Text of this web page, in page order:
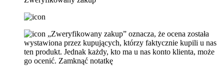
„Zweryfikowany zakup” oznacza, że ​​ocena została
wystawiona przez kupujących, którzy faktycznie kupili u nas
ten produkt. Jednak każdy, kto ma u nas konto klienta, może
go ocenić. Zamknąć notatkę